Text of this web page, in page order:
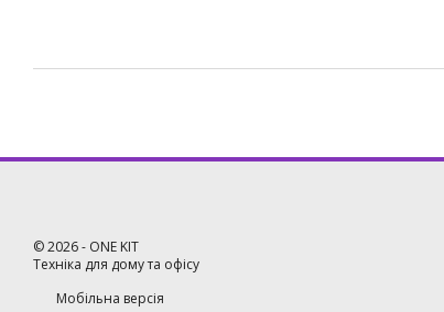
©2026- ONE KIT
Техніка для дому та офісу
Мобільна версія